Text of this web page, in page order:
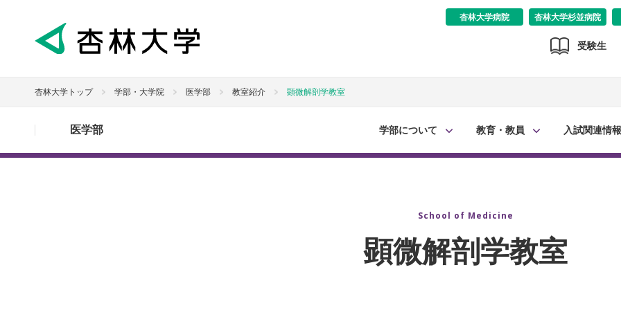
杏林大学病院 杏林大学杉並病院
受験生
杏林大学トップ 学部・大学院 医学部 教室紹介 顕微解剖学教室
医学部 学部について 教育・教員 入試関連情報
School of Medicine
顕微解剖学教室